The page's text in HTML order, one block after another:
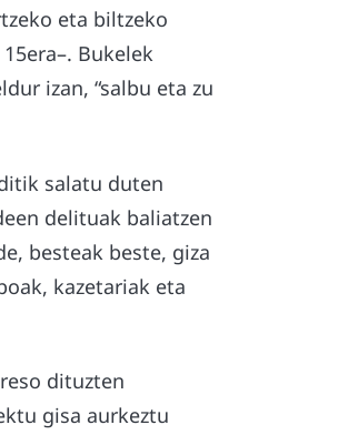
eta biltzeko
Bukelek
izan, “salbu eta zu
salatu duten
delituak baliatzen
besteak beste, giza
kazetariak eta
dituzten
gisa aurkeztu